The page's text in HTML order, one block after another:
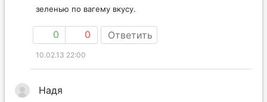
зеленью по вагему вкусу.
0 0 Ответить
10.02.13 22:00
Надя